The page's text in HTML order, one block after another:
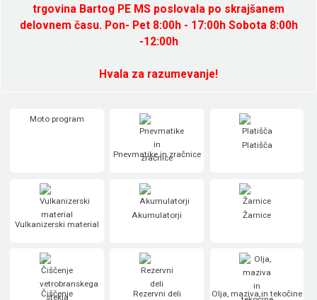
trgovina Bartog PE MS poslovala po skrajšanem
delovnem času. Pon- Pet 8:00h - 17:00h Sobota 8:00h
-12:00h
Hvala za razumevanje!
Moto program
Pnevmatike in zračnice
Platišča
Vulkanizerski material
Akumulatorji Žarnice
Čiščenje
Rezervni deli Olja, maziva in tekočine